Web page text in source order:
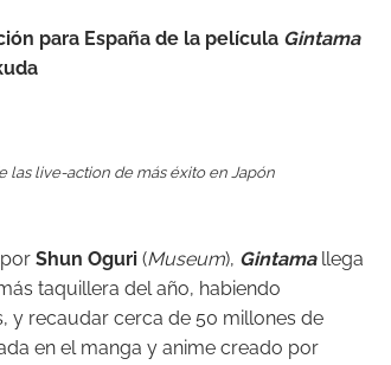
para España de la película Gintama
las live-action de más éxito en Japón
Shun Oguri (Museum), Gintamallega
taquillera del año, habiendo
y recaudar cerca de 50 millones de
en el manga y anime creado por